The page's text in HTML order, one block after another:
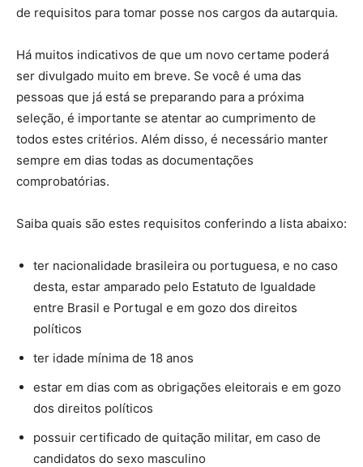
de requisitos para tomar posse nos cargos da autarquia.
Há muitos indicativos de que um novo certame poderá
ser divulgado muito em breve. Se você é uma das
pessoas que já está se preparando para a próxima
seleção, é importante se atentar ao cumprimento de
todos estes critérios. Além disso, é necessário manter
sempre em dias todas as documentações
comprobatórias.
Saiba quais são estes requisitos conferindo a lista abaixo:
ter nacionalidade brasileira ou portuguesa, e no caso
desta, estar amparado pelo Estatuto de Igualdade
entre Brasil e Portugal e em gozo dos direitos
políticos
ter idade mínima de 18 anos
estar em dias com as obrigações eleitorais e em gozo
dos direitos políticos
possuir certificado de quitação militar, em caso de
candidatos do sexo masculino